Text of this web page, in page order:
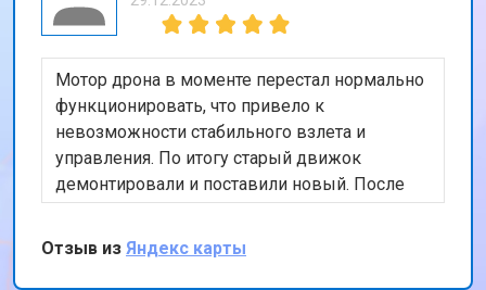
Мотор дрона в моменте перестал нормально
функционировать, что привело к
невозможности стабильного взлета и
управления. По итогу старый движок
демонтировали и поставили новый. После
тестового полета, подписал бумаги и принял
коптер, сервисом остался доволен
Отзыв из Яндекс карты